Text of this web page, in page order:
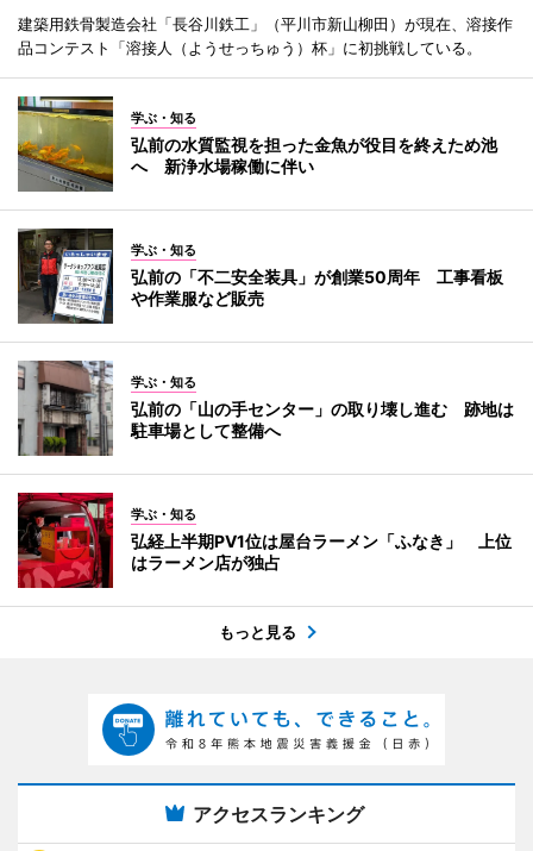
建築用鉄骨製造会社「長谷川鉄工」（平川市新山柳田）が現在、溶接作
品コンテスト「溶接人（ようせっちゅう）杯」に初挑戦している。
学ぶ・知る
弘前の水質監視を担った金魚が役目を終えため池
へ 新浄水場稼働に伴い
学ぶ・知る
弘前の「不二安全装具」が創業50周年 工事看板
や作業服など販売
学ぶ・知る
弘前の「山の手センター」の取り壊し進む 跡地は
駐車場として整備へ
学ぶ・知る
弘経上半期PV1位は屋台ラーメン「ふなき」 上位
はラーメン店が独占
もっと見る
アクセスランキング